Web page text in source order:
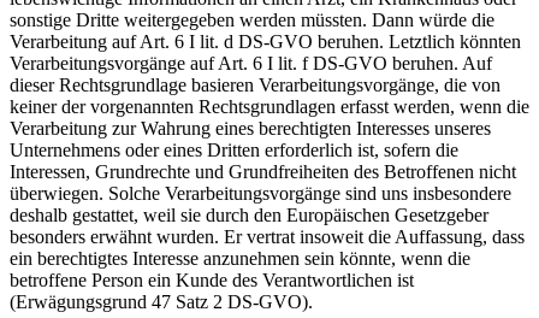
sonstige Dritte weitergegeben werden müssten. Dann würde die
Verarbeitung auf Art. 6 I lit. d DS-GVO beruhen. Letztlich könnten
Verarbeitungsvorgänge auf Art. 6 I lit. f DS-GVO beruhen. Auf
dieser Rechtsgrundlage basieren Verarbeitungsvorgänge, die von
keiner der vorgenannten Rechtsgrundlagen erfasst werden, wenn die
Verarbeitung zur Wahrung eines berechtigten Interesses unseres
Unternehmens oder eines Dritten erforderlich ist, sofern die
Interessen, Grundrechte und Grundfreiheiten des Betroffenen nicht
überwiegen. Solche Verarbeitungsvorgänge sind uns insbesondere
deshalb gestattet, weil sie durch den Europäischen Gesetzgeber
besonders erwähnt wurden. Er vertrat insoweit die Auffassung, dass
ein berechtigtes Interesse anzunehmen sein könnte, wenn die
betroffene Person ein Kunde des Verantwortlichen ist
(Erwägungsgrund 47 Satz 2 DS-GVO).